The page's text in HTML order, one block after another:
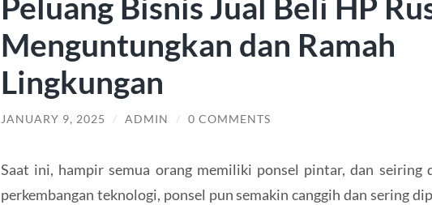
Menguntungkan dan Ramah
Lingkungan
JANUARY 9, 2025 / ADMIN / 0 COMMENTS
Saat ini, hampir semua orang memiliki ponsel pintar, dan seiring
perkembangan teknologi, ponsel pun semakin canggih dan sering